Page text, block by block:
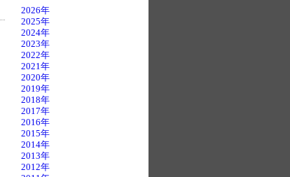
2026年
2025年
2024年
2023年
2022年
2021年
2020年
2019年
2018年
2017年
2016年
2015年
2014年
2013年
2012年